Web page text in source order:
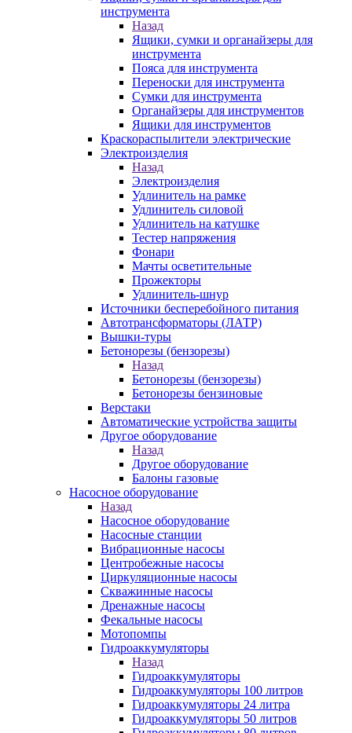
инструмента
Назад
Ящики, сумки и органайзеры для
инструмента
Пояса для инструмента
Переноски для инструмента
Сумки для инструмента
Органайзеры для инструментов
Ящики для инструментов
Краскораспылители электрические
Электроизделия
Назад
Электроизделия
Удлинитель на рамке
Удлинитель силовой
Удлинитель на катушке
Тестер напряжения
Фонари
Мачты осветительные
Прожекторы
Удлинитель-шнур
Источники бесперебойного питания
Автотрансформаторы (ЛАТР)
Вышки-туры
Бетонорезы (бензорезы)
Назад
Бетонорезы (бензорезы)
Бетонорезы бензиновые
Верстаки
Автоматические устройства защиты
Другое оборудование
Назад
Другое оборудование
Балоны газовые
Насосное оборудование
Назад
Насосное оборудование
Насосные станции
Вибрационные насосы
Центробежные насосы
Циркуляционные насосы
Скважинные насосы
Дренажные насосы
Фекальные насосы
Мотопомпы
Гидроаккумуляторы
Назад
Гидроаккумуляторы
Гидроаккумуляторы 100 литров
Гидроаккумуляторы 24 литра
Гидроаккумуляторы 50 литров